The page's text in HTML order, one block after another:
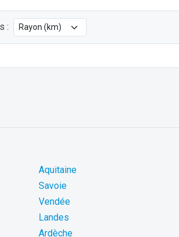
:
Aquitaine
Savoie
Vendée
Landes
Ardèche